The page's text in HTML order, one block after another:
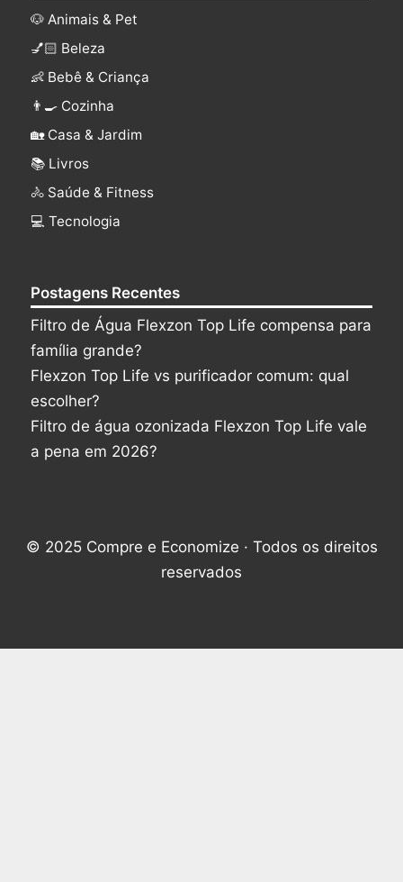
🐶 Animais & Pet
💅🏻 Beleza
👶 Bebê & Criança
👨‍🍳 Cozinha
🏡 Casa & Jardim
📚 Livros
🚴 Saúde & Fitness
‍💻 Tecnologia
Postagens Recentes
Filtro de Água Flexzon Top Life compensa para
família grande?
Flexzon Top Life vs purificador comum: qual
escolher?
Filtro de água ozonizada Flexzon Top Life vale
a pena em 2026?
© 2025 Compre e Economize · Todos os direitos
reservados